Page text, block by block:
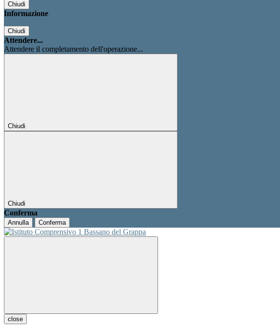
Chiudi
Informazione
Chiudi
Attendere...
Attendere il completamento dell'operazione...
Chiudi
Chiudi
Conferma
Annulla Conferma
close